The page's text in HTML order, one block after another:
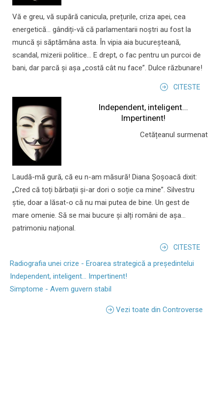
Vă e greu, vă supără canicula, prețurile, criza apei, cea
energetică... gândiți-vă că parlamentarii noștri au fost la
muncă și săptămâna asta. În vipia aia bucureșteană,
scandal, mizerii politice... E drept, o fac pentru un purcoi de
bani, dar parcă și așa „costă cât nu face”. Dulce răzbunare!
CITESTE
Independent, inteligent...
Impertinent!
Cetățeanul surmenat
Laudă-mă gură, că eu n-am măsură! Diana Șoșoacă dixit:
„Cred că toți bărbații și-ar dori o soție ca mine”. Silvestru
știe, doar a lăsat-o că nu mai putea de bine. Un gest de
mare omenie. Să se mai bucure și alți români de așa...
patrimoniu național.
CITESTE
Radiografia unei crize - Eroarea strategică a președintelui
Independent, inteligent... Impertinent!
Simptome - Avem guvern stabil
Vezi toate din Controverse